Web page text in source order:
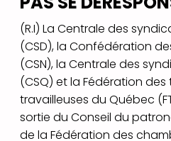
(R.I) La Centrale des
(CSD), la Confédération
(CSN), la Centrale des
(CSQ) et la Fédération
travailleuses du Québec
sortie du Conseil du
de la Fédération des